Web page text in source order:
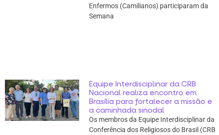
Enfermos (Camilianos) participaram da
Semana
Equipe Interdisciplinar da CRB
Nacional realiza encontro em
Brasília para fortalecer a missão e
a caminhada sinodal
Os membros da Equipe Interdisciplinar da
Conferência dos Religiosos do Brasil (CRB